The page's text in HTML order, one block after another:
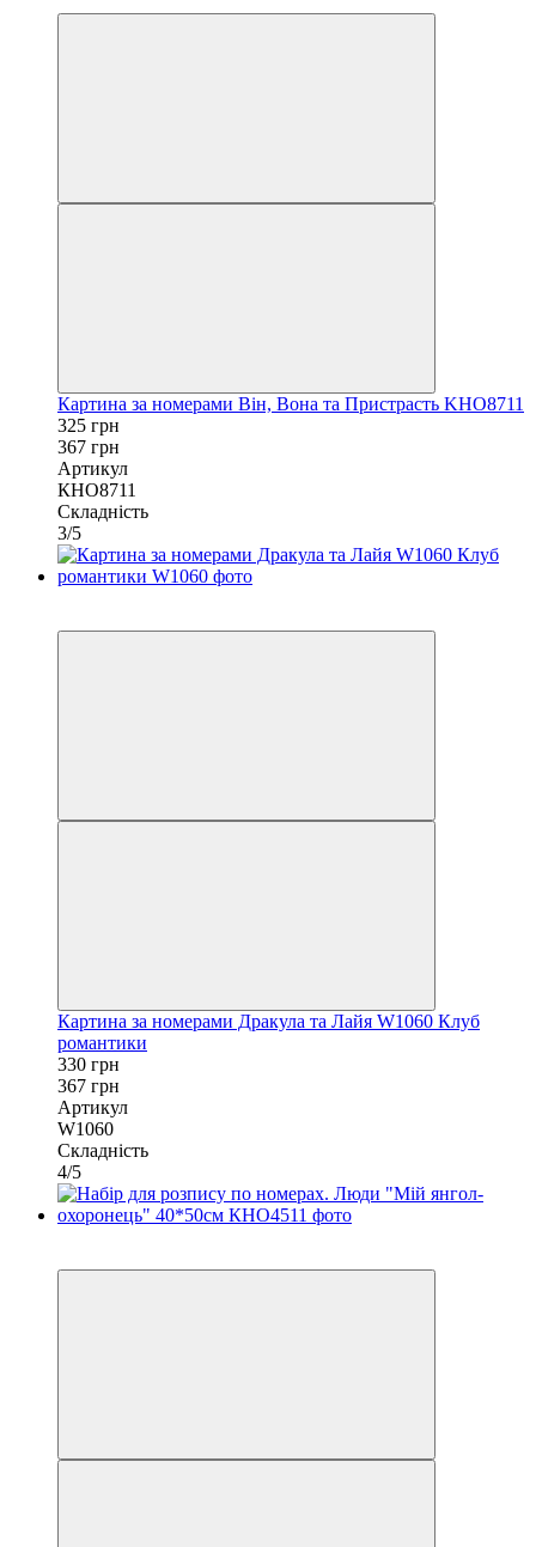
Картина за номерами Він, Вона та Пристрасть KHO8711
325 грн
367 грн
Артикул
КНО8711
Складність
3/5
Картина за номерами Дракула та Лайя W1060 Клуб
романтики
330 грн
367 грн
Артикул
W1060
Складність
4/5